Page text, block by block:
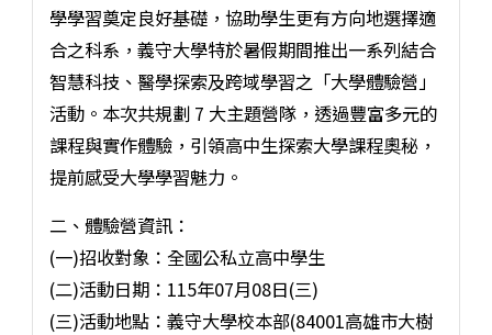
學學習奠定良好基礎，協助學生更有方向地選擇適
合之科系，義守大學特於暑假期間推出一系列結合
智慧科技、醫學探索及跨域學習之「大學體驗營」
活動。本次共規劃 7 大主題營隊，透過豐富多元的
課程與實作體驗，引領高中生探索大學課程奧秘，
提前感受大學學習魅力。
二、體驗營資訊：
(一)招收對象：全國公私立高中學生
(二)活動日期：115年07月08日(三)
(三)活動地點：義守大學校本部(84001高雄市大樹